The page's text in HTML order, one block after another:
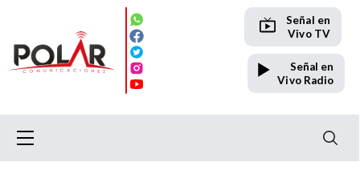
Señal en
Vivo TV
Señal en
Vivo Radio